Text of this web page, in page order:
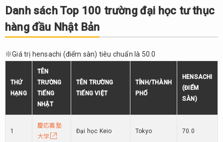
sách
Top
100
trường
học tư
hàng
Danh sách Top 100 trường đại học tư thục
hàng đầu Nhật Bản
※Giá trị hensachi (điểm sàn) tiêu chuẩn là 50.0
THỨ
HẠNG
TÊN
TRƯỜNG
TIẾNG
NHẬT
TÊN TRƯỜNG
TIẾNG VIỆT
TỈNH/THÀNH
PHỐ
HENSACHI
(ĐIỂM
SÀN)
1
慶応義塾
大学
Đại học Keio Tokyo 70.0